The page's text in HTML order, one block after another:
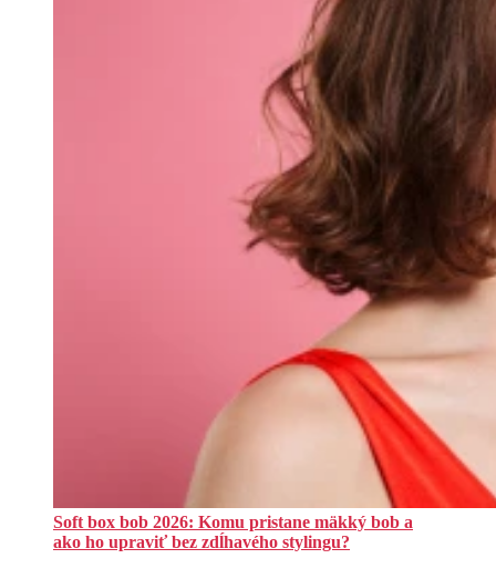
Soft box bob 2026: Komu pristane mäkký bob a
ako ho upraviť bez zdĺhavého stylingu?